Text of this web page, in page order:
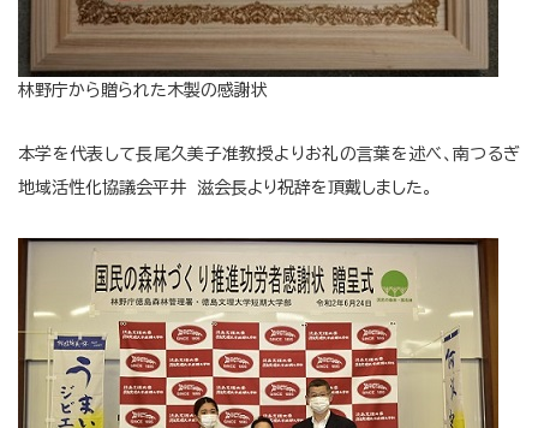
林野庁から贈られた木製の感謝状
本学を代表して長尾久美子准教授よりお礼の言葉を述べ、南つるぎ
地域活性化協議会平井 滋会長より祝辞を頂戴しました。